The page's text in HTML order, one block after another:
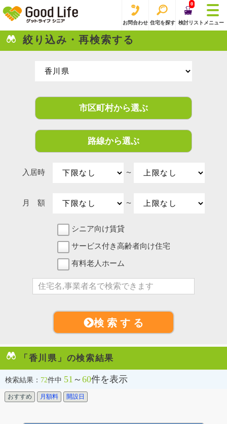
お問合わせ 住宅を探す
0
検討リスト メニュー
絞り込み・再検索する
市区町村から選ぶ
路線から選ぶ
入居時 〜
月 額 〜
シニア向け賃貸
サービス付き高齢者向け住宅
有料老人ホーム
検 索 す る
「香川県」の検索結果
検索結果： 72件中 51 ～ 60件を表示
おすすめ 月額料 開設日